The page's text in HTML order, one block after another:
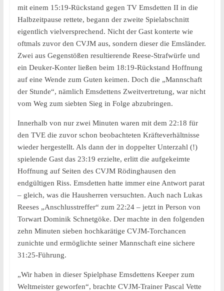
mit einem 15:19-Rückstand gegen TV Emsdetten II in die
Halbzeitpause rettete, begann der zweite Spielabschnitt
eigentlich vielversprechend. Nicht der Gast konterte wie
oftmals zuvor den CVJM aus, sondern dieser die Emsländer.
Zwei aus Gegenstößen resultierende Reese-Strafwürfe und
ein Deuker-Konter ließen beim 18:19-Rückstand Hoffnung
auf eine Wende zum Guten keimen. Doch die „Mannschaft
der Stunde“, nämlich Emsdettens Zweitvertretung, war nicht
vom Weg zum siebten Sieg in Folge abzubringen.
Innerhalb von nur zwei Minuten waren mit dem 22:18 für
den TVE die zuvor schon beobachteten Kräfteverhältnisse
wieder hergestellt. Als dann der in doppelter Unterzahl (!)
spielende Gast das 23:19 erzielte, erlitt die aufgekeimte
Hoffnung auf Seiten des CVJM Rödinghausen den
endgültigen Riss. Emsdetten hatte immer eine Antwort parat
– gleich, was die Hausherren versuchten. Auch nach Lukas
Reeses „Anschlusstreffer“ zum 22:24 – jetzt in Person von
Torwart Dominik Schnetgöke. Der machte in den folgenden
zehn Minuten sieben hochkarätige CVJM-Torchancen
zunichte und ermöglichte seiner Mannschaft eine sichere
31:25-Führung.
„Wir haben in dieser Spielphase Emsdettens Keeper zum
Weltmeister geworfen“, brachte CVJM-Trainer Pascal Vette